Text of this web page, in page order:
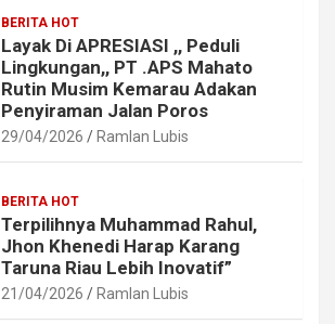
BERITA HOT
Layak Di APRESIASI ,, Peduli
Lingkungan,, PT .APS Mahato
Rutin Musim Kemarau Adakan
Penyiraman Jalan Poros
29/04/2026 Ramlan Lubis
BERITA HOT
Terpilihnya Muhammad Rahul,
Jhon Khenedi Harap Karang
Taruna Riau Lebih Inovatif”
21/04/2026 Ramlan Lubis